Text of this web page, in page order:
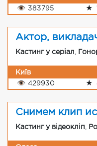
👁 383795 ★
Актор,
Кастинг у серіал
Київ
👁 429930 ★
Снимем клип
Кастинг у відеокліп